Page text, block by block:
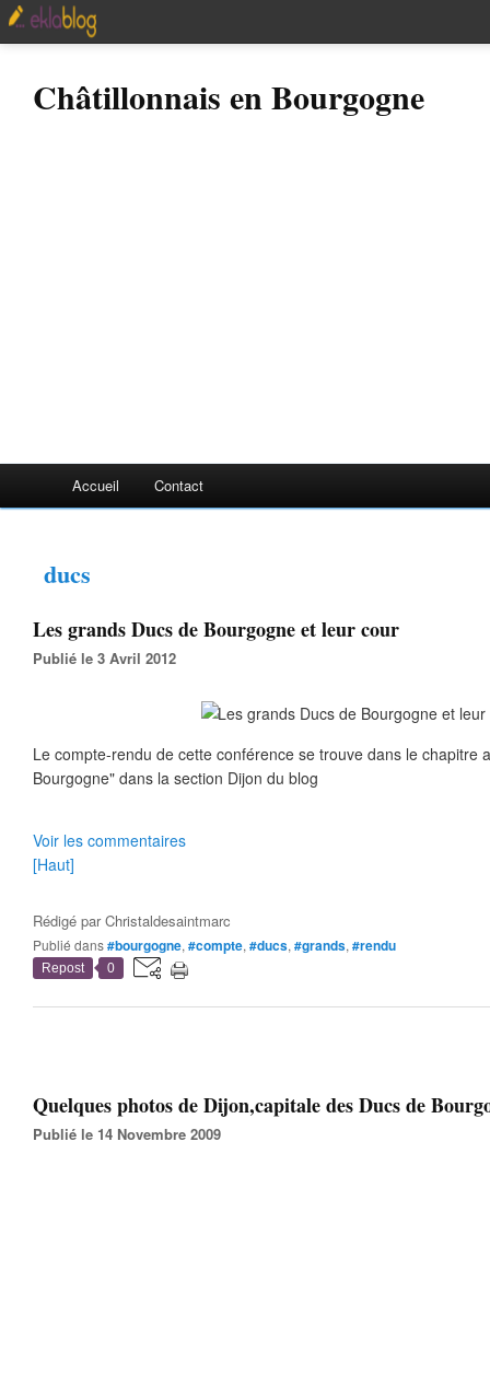
Châtillonnais en Bourgogne
Accueil Contact
ducs
Les grands Ducs de Bourgogne et leur cour
Publié le 3 Avril 2012
Le compte-rendu de cette conférence se trouve dans le chapitre
Bourgogne" dans la section Dijon du blog
Voir les commentaires
[Haut]
Rédigé parChristaldesaintmarc
Publié dans#bourgogne, #compte, #ducs, #grands, #rendu
Repost 0
Quelques photos de Dijon,capitale des Ducs de
Publié le 14 Novembre 2009